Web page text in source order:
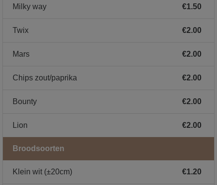
Milky way €1.50
Twix €2.00
Mars €2.00
Chips zout/paprika €2.00
Bounty €2.00
Lion €2.00
Broodsoorten
Klein wit (±20cm) €1.20